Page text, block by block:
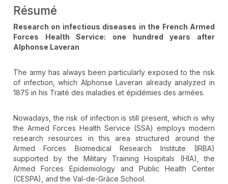
Résumé
Research on infectious diseases in the French Armed
Forces Health Service: one hundred years after
Alphonse Laveran
The army has always been particularly exposed to the risk
of infection, which Alphonse Laveran already analyzed in
1875 in his Traité des maladies et épidémies des armées.
Nowadays, the risk of infection is still present, which is why
the Armed Forces Health Service (SSA) employs modern
research resources in this area structured around the
Armed Forces Biomedical Research Institute (IRBA)
supported by the Military Training Hospitals (HIA), the
Armed Forces Epidemiology and Public Health Center
(CESPA), and the Val-de-Grâce School.